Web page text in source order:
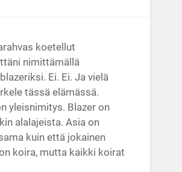
koetellut
nimittämällä
Ei. Ei. Ja vielä
tässä elämässä.
yleisnimitys. Blazer on
alalajeista. Asia on
kuin että jokainen
koira, mutta kaikki koirat